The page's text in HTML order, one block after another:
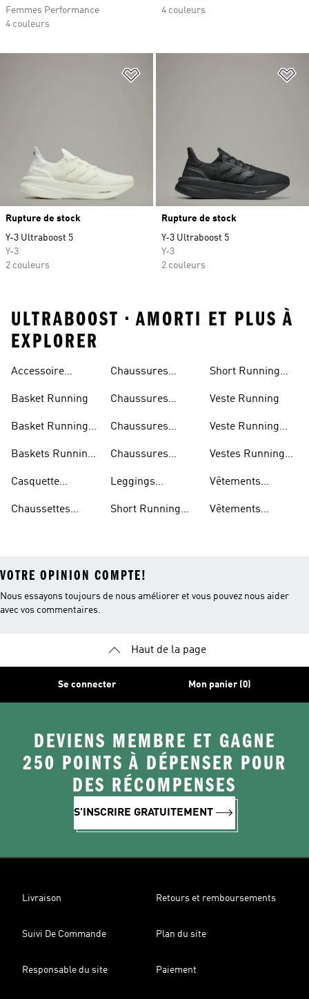
Femmes Performance
4 couleurs
4 couleurs
Ajouter à la Liste de produits
Rupture de stock
Y-3 Ultraboost 5
Y-3
2 couleurs
Rupture de stock
Y-3 Ultraboost 5
Y-3
2 couleurs
ULTRABOOST • AMORTI ET PLUS À
EXPLORER
Accessoire
Basket Running
Basket Running
Baskets Running
Casquette
Chaussettes
Chaussures
Chaussures
Chaussures
Chaussures
Leggings
Short Running
Short Running
Veste Running
Veste Running
Vestes Running
Vêtements
Vêtements
VOTRE OPINION COMPTE!
Nous essayons toujours de nous améliorer et vous pouvez nous aider
avec vos commentaires.
Haut de la page
Se connecter Mon panier (0)
DEVIENS MEMBRE ET GAGNE
250 POINTS À DÉPENSER POUR
DES RÉCOMPENSES
S'INSCRIRE GRATUITEMENT
Livraison Retours et remboursements
Suivi De Commande Plan du site
Responsable du site Paiement